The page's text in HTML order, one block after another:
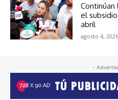
el
abril
agosto 4, 2026
-